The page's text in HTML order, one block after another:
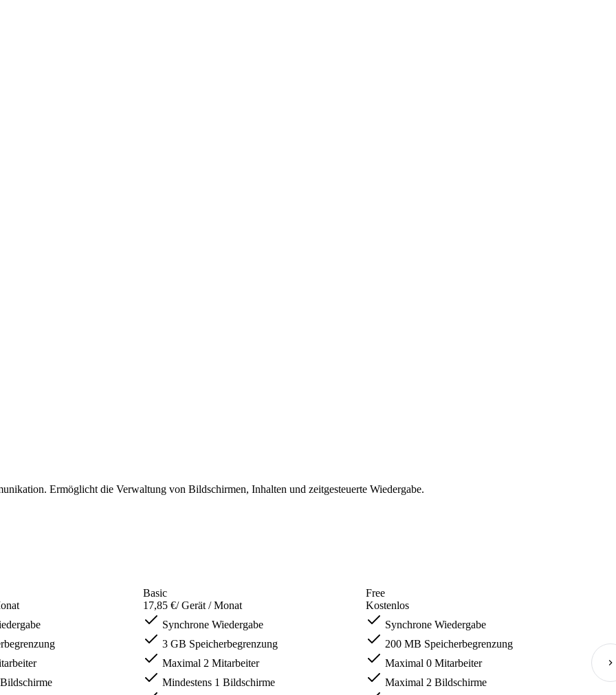
Ermöglicht die Verwaltung von Bildschirmen, Inhalten und zeitgesteuerte Wiedergabe.
Basic
17,85 €/ Gerät / Monat
Synchrone Wiedergabe
3 GB Speicherbegrenzung
Maximal 2 Mitarbeiter
Mindestens 1 Bildschirme
Free
Kostenlos
Synchrone Wiedergabe
200 MB Speicherbegrenzung
Maximal 0 Mitarbeiter
Maximal 2 Bildschirme